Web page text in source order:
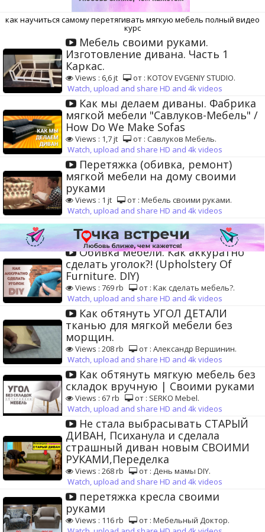
как научиться самому перетягивать мягкую мебель полный видео
курс
Мебель своими руками.
Изготовление дивана. Часть 1
Каркас.
Views : 6,6 jt
от : KOTOV EVGENIY STUDIO.
Watch, upload and share HD and 4k videos
Как мы делаем диваны. Фабрика
мягкой мебели "Савлуков-Мебель" /
How Do We Make Sofas
Views : 1,7 jt
от : Савлуков Мебель.
Watch, upload and share HD and 4k videos
Перетяжка (обивка, ремонт)
мягкой мебели на дому своими
руками
Views : 1 jt
от : Мебель своими руками.
Watch, upload and share HD and 4k videos
Обивка мебели. Как аккуратно
сделать уголок?! (Upholstery Of
Furniture. DIY)
Views : 769 rb
от : Как сделать мебель?.
Watch, upload and share HD and 4k videos
Как обтянуть УГОЛ ДЕТАЛИ
тканью для мягкой мебели без
морщин.
Views : 208 rb
от : Александр Вершинин.
Watch, upload and share HD and 4k videos
Как обтянуть мягкую мебель без
складок вручную | Своими руками
Views : 67 rb
от : SERKO Mebel.
Watch, upload and share HD and 4k videos
Не стала выбрасывать СТАРЫЙ
ДИВАН, Психанула и сделала
страшный диван новым СВОИМИ
РУКАМИ,Переделка
Views : 268 rb
от : День мамы DIY.
Watch, upload and share HD and 4k videos
перетяжка кресла своими
руками
Views : 116 rb
от : Мебельный Доктор.